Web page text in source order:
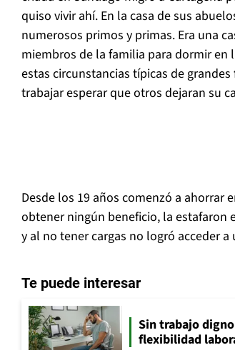
quiso vivir ahí. En la casa de sus
numerosos primos y primas. Era una
miembros de la familia para dormir en
estas circunstancias típicas de
trabajar esperar que otros dejaran su
Desde los 19 años comenzó a ahorrar
obtener ningún beneficio, la estafaron
y al no tener cargas no logró acceder
Te puede interesar
Sin trabajo
flexibilidad